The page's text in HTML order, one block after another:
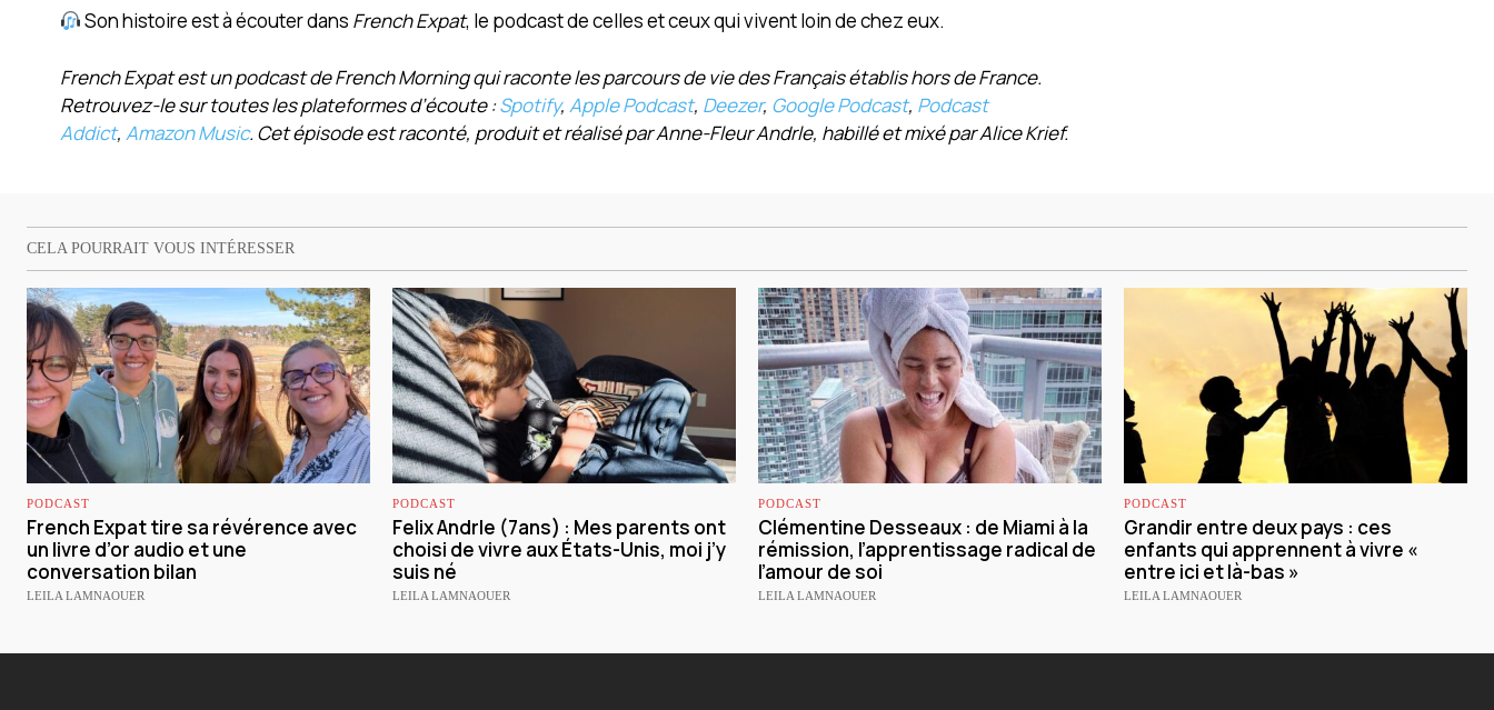
Son histoire est à écouter dans French Expat, le podcast de celles et ceux qui vivent loin de chez eux.
French Expat est un podcast de French Morning qui raconte les parcours de vie des Français établis hors de France.
Retrouvez-le sur toutes les plateformes d’écoute :Spotify, Apple Podcast, Deezer, Google Podcast, Podcast
Addict, Amazon Music. Cet épisode est raconté, produit et réalisé par Anne-Fleur Andrle, habillé et mixé par Alice Krief.
CELA POURRAIT VOUS INTÉRESSER
PODCAST
French Expat tire sa révérence avec
un livre d’or audio et une
conversation bilan
LEILA LAMNAOUER
PODCAST
Felix Andrle (7ans) : Mes parents ont
choisi de vivre aux États-Unis, moi j’y
suis né
LEILA LAMNAOUER
PODCAST
Clémentine Desseaux : de Miami à la
rémission, l’apprentissage radical de
l’amour de soi
LEILA LAMNAOUER
PODCAST
Grandir entre deux pays : ces
enfants qui apprennent à vivre «
entre ici et là-bas »
LEILA LAMNAOUER